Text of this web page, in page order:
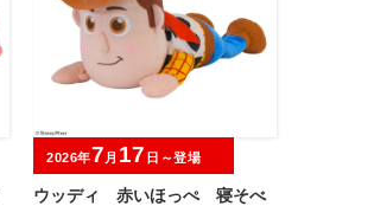
ウッディ 赤いほっぺ 寝そべ
2026年7 月 17 日～登場